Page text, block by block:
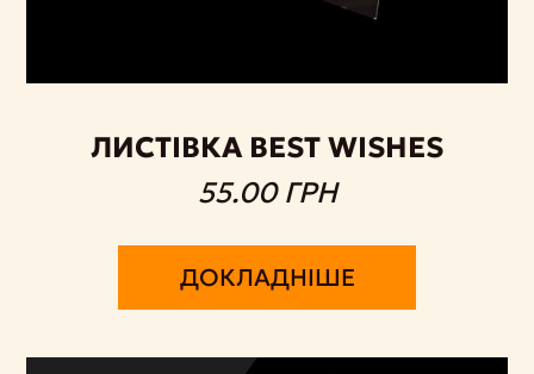
ЛИСТІВКА BEST WISHES
55.00 ГРН
ДОКЛАДНІШЕ